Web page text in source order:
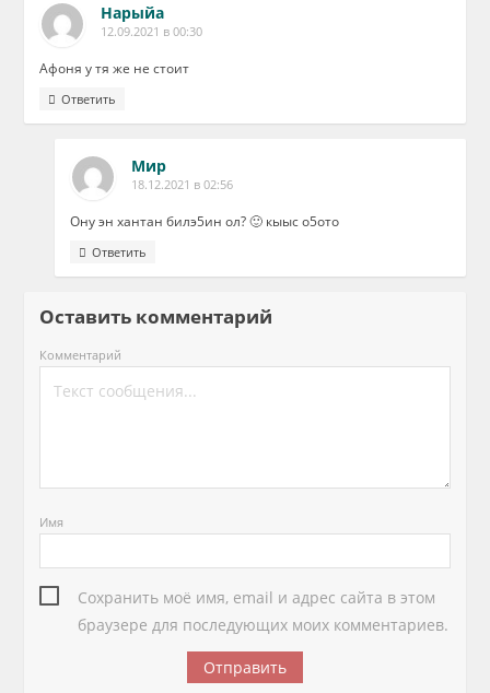
Нарыйа
12.09.2021 в 00:30
Афоня у тя же не стоит
Ответить
Мир
18.12.2021 в 02:56
Ону эн хантан билэ5ин ол? 🙂 кыыс о5ото
Ответить
Оставить комментарий
Комментарий
Имя
Сохранить моё имя, email и адрес сайта в этом
браузере для последующих моих комментариев.